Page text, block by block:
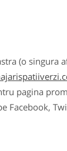
(o singura
pagina
Facebook,